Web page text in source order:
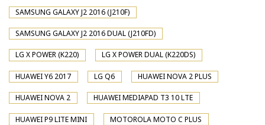
SAMSUNG GALAXY J2 2016 (J210F)
SAMSUNG GALAXY J2 2016 DUAL (J210FD)
LG X POWER (K220) LG X POWER DUAL (K220DS)
HUAWEI Y6 2017 LG Q6 HUAWEI NOVA 2 PLUS
HUAWEI NOVA 2 HUAWEI MEDIAPAD T3 10 LTE
HUAWEI P9 LITE MINI MOTOROLA MOTO C PLUS